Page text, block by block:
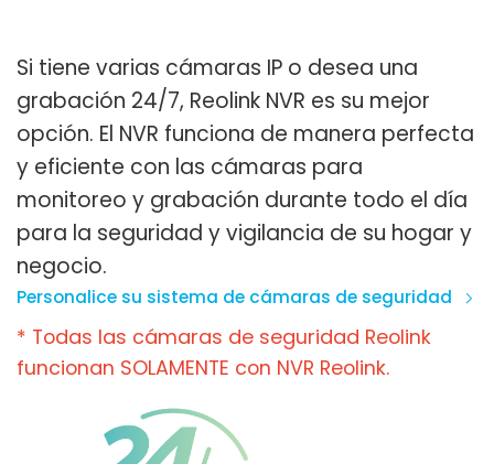
Si tiene varias cámaras IP o desea una
grabación 24/7, Reolink NVR es su mejor
opción. El NVR funciona de manera perfecta
y eficiente con las cámaras para
monitoreo y grabación durante todo el día
para la seguridad y vigilancia de su hogar y
negocio.
Personalice su sistema de cámaras de seguridad
* Todas las cámaras de seguridad Reolink
funcionan SOLAMENTE con NVR Reolink.